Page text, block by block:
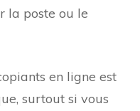
la poste ou le
en ligne est
surtout si vous